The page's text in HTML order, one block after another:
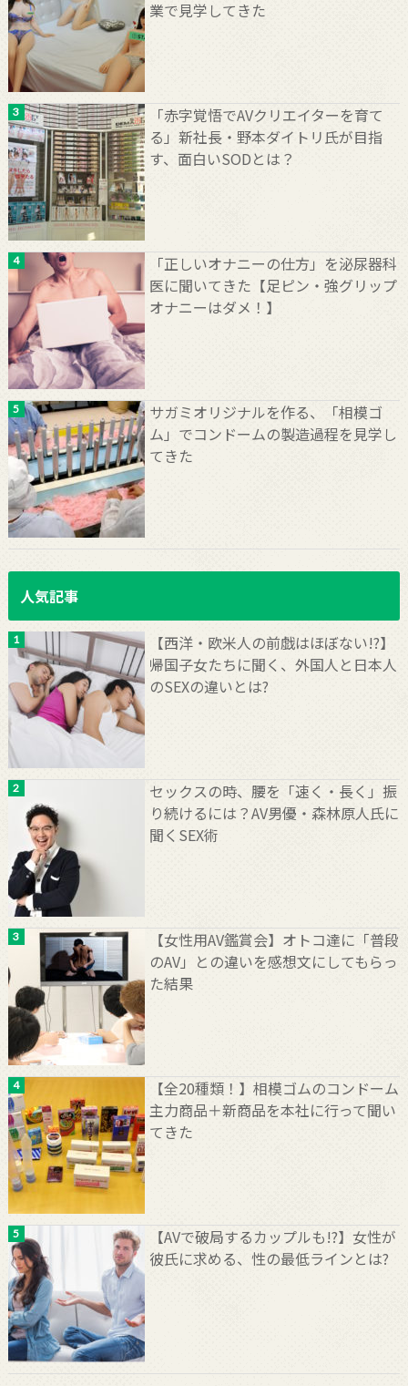
業で見学してきた
「赤字覚悟でAVクリエイターを育て
る」新社長・野本ダイトリ氏が目指
す、面白いSODとは？
「正しいオナニーの仕方」を泌尿器科
医に聞いてきた【足ピン・強グリップ
オナニーはダメ！】
サガミオリジナルを作る、「相模ゴ
ム」でコンドームの製造過程を見学し
てきた
人気記事
【西洋・欧米人の前戯はほぼない!?】
帰国子女たちに聞く、外国人と日本人
のSEXの違いとは?
セックスの時、腰を「速く・長く」振
り続けるには？AV男優・森林原人氏に
聞くSEX術
【女性用AV鑑賞会】オトコ達に「普段
のAV」との違いを感想文にしてもらっ
た結果
【全20種類！】相模ゴムのコンドーム
主力商品＋新商品を本社に行って聞い
てきた
【AVで破局するカップルも!?】女性が
彼氏に求める、性の最低ラインとは?